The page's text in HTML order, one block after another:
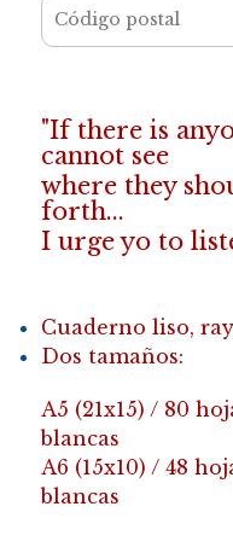
"If there is
cannot see
where they
forth...
I urge yo to
Cuaderno liso,
Dos tamaños:
A5 (21x15) / 80
blancas
A6 (15x10) / 48
blancas